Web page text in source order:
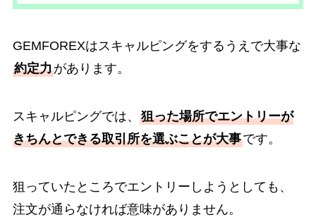
GEMFOREXはスキャルピングをするうえで大事な
約定力があります。
スキャルピングでは、 狙った場所でエントリーが
きちんとできる取引所を選ぶことが大事です。
狙っていたところでエントリーしようとしても、
注文が通らなければ意味がありません。